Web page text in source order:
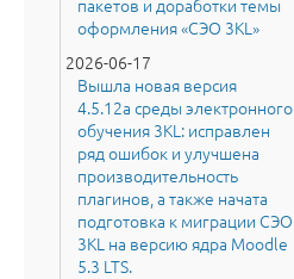
оформления «СЭО 3KL»
2026-06-17
Вышла новая версия
4.5.12a среды электронного
обучения 3KL: исправлен
ряд ошибок и улучшена
производительность
плагинов, а также начата
подготовка к миграции СЭО
3KL на версию ядра Moodle
5.3 LTS.